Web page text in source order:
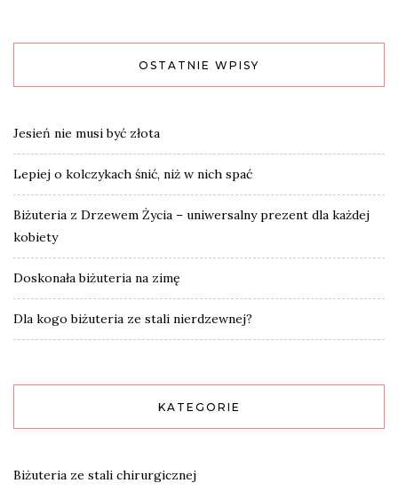
OSTATNIE WPISY
Jesień nie musi być złota
Lepiej o kolczykach śnić, niż w nich spać
Biżuteria z Drzewem Życia – uniwersalny prezent dla każdej
kobiety
Doskonała biżuteria na zimę
Dla kogo biżuteria ze stali nierdzewnej?
KATEGORIE
Biżuteria ze stali chirurgicznej